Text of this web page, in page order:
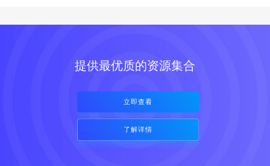
提供最优质的资源集合
立即查看
了解详情